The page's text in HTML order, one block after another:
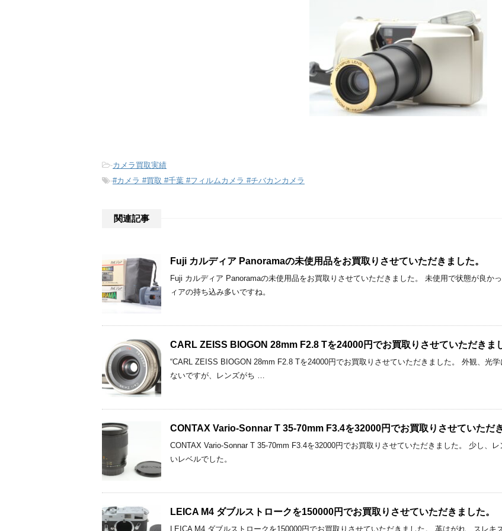
-カメラ買取実績
-#カメラ #買取 #千葉 #フィルムカメラ #チバカンカメラ
関連記事
Fuji カルディア Panoramaの未使用品をお買取りさせていただきました。
Fuji カルディア Panoramaの未使用品をお買取りさせていただきました。 未使用で状態が良か
ィアの持ち込み多いですね。
CARL ZEISS BIOGON 28mm F2.8 Tを24000円でお買取りさせていただきま
“CARL ZEISS BIOGON 28mm F2.8 Tを24000円でお買取りさせていただきました。 外観、光
ないですが、レンズがち …
CONTAX Vario-Sonnar T 35-70mm F3.4を32000円でお買取りさせていただき
CONTAX Vario-Sonnar T 35-70mm F3.4を32000円でお買取りさせていただきました。 少し、
いレベルでした。
LEICA M4 ダブルストロークを150000円でお買取りさせていただきました。
LEICA M4 ダブルストロークを150000円でお買取りさせていただきました。 革はがれ、スレ